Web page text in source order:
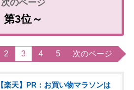
第3位～
2 3 4 5 次のページ
【楽天】PR：お買い物マラソンは